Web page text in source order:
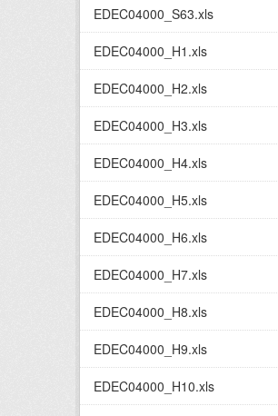
EDEC04000_S63.xls
EDEC04000_H1.xls
EDEC04000_H2.xls
EDEC04000_H3.xls
EDEC04000_H4.xls
EDEC04000_H5.xls
EDEC04000_H6.xls
EDEC04000_H7.xls
EDEC04000_H8.xls
EDEC04000_H9.xls
EDEC04000_H10.xls